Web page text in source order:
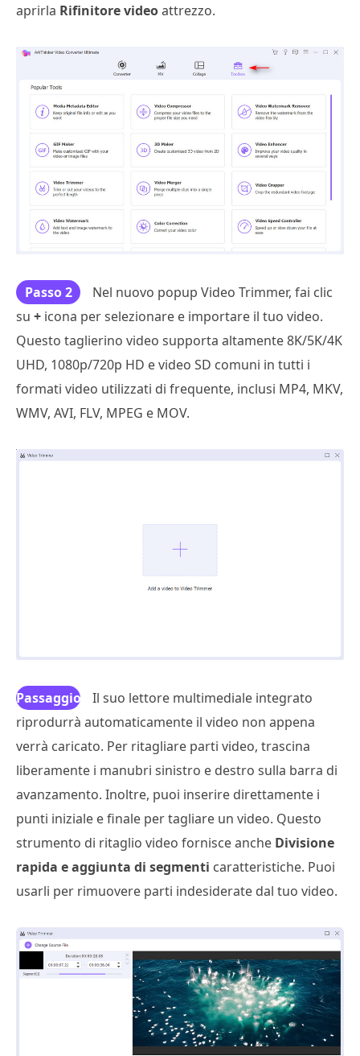
aprirla Rifinitore videoattrezzo.
Passo 2
Nel nuovo popup Video Trimmer, fai clic
su + icona per selezionare e importare il tuo video.
Questo taglierino video supporta altamente 8K/5K/4K
UHD, 1080p/720p HD e video SD comuni in tutti i
formati video utilizzati di frequente, inclusi MP4, MKV,
WMV, AVI, FLV, MPEG e MOV.
Passaggio
3
Il suo lettore multimediale integrato
riprodurrà automaticamente il video non appena
verrà caricato. Per ritagliare parti video, trascina
liberamente i manubri sinistro e destro sulla barra di
avanzamento. Inoltre, puoi inserire direttamente i
punti iniziale e finale per tagliare un video. Questo
strumento di ritaglio video fornisce anche Divisione
rapida e aggiunta di segmenti caratteristiche. Puoi
usarli per rimuovere parti indesiderate dal tuo video.